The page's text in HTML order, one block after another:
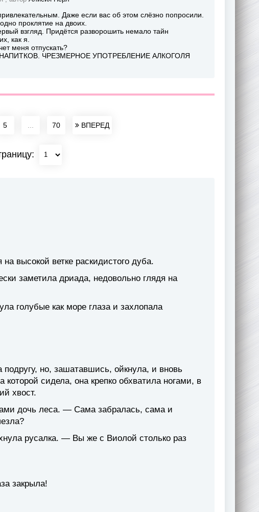
Даже если вас об этом слёзно попросили.
проклятие на двоих.
взгляд. Придётся разворошить немало тайн
как я.
меня отпускать?
ЧРЕЗМЕРНОЕ УПОТРЕБЛЕНИЕ АЛКОГОЛЯ
5 70 ВПЕРЕД
высокой ветке раскидистого дуба.
заметила дриада, недовольно глядя на
голубые как море глаза и захлопала
но, зашатавшись, ойкнула, и вновь
сидела, она крепко обхватила ногами, в
хвост.
дочь леса. — Сама забралась, сама и
русалка. — Вы же с Виолой столько раз
закрыла!